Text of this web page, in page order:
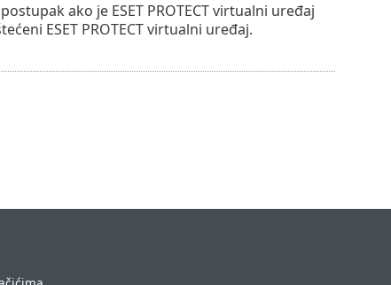
ako je ESET PROTECT virtualni uređaj
ESET PROTECT virtualni uređaj.